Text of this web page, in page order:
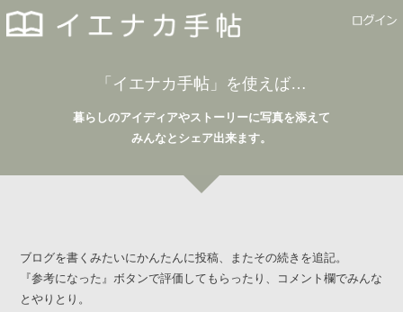
「イエナカ手帖」を使えば…
暮らしのアイディアやストーリーに写真を添えて
みんなとシェア出来ます。
ブログを書くみたいにかんたんに投稿、またその続きを追記。
『参考になった』ボタンで評価してもらったり、コメント欄でみんな
とやりとり。